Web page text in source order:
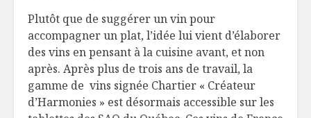
Plutôt que de suggérer un vin pour
accompagner un plat, l’idée lui vient d’élaborer
des vins en pensant à la cuisine avant, et non
après. Après plus de trois ans de travail, la
gamme de vins signée Chartier « Créateur
d’Harmonies » est désormais accessible sur les